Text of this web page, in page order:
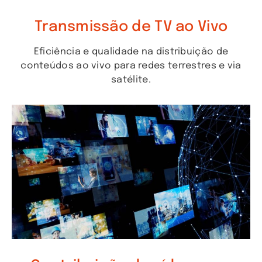
Transmissão de TV ao Vivo
Eficiência e qualidade na distribuição de
conteúdos ao vivo para redes terrestres e via
satélite.